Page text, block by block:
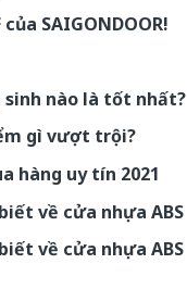
SAIGONDOOR!
sinh nào là tốt nhất?
gì vượt trội?
hàng uy tín 2021
về cửa nhựa ABS
về cửa nhựa ABS